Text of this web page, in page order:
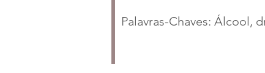
Palavras-Chaves: Álcool,